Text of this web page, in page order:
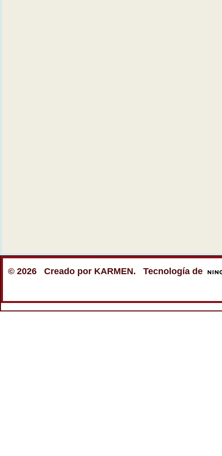
© 2026 Creado por KARMEN. Tecnología de